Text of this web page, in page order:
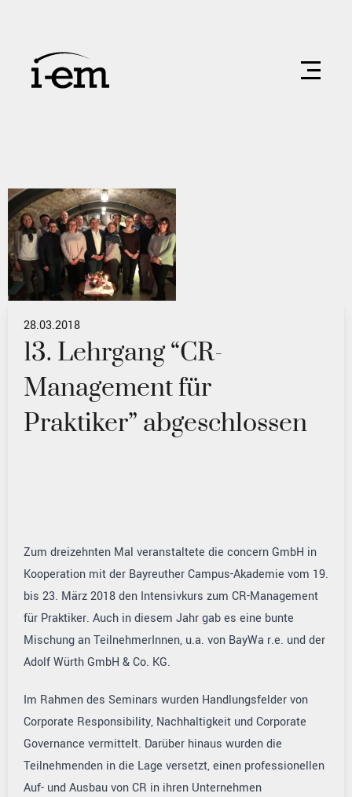
28.03.2018
13. Lehrgang “CR-
Management für
Praktiker” abgeschlossen
Zum dreizehnten Mal veranstaltete die concern GmbH in
Kooperation mit der Bayreuther Campus-Akademie vom 19.
bis 23. März 2018 den Intensivkurs zum CR-Management
für Praktiker. Auch in diesem Jahr gab es eine bunte
Mischung an TeilnehmerInnen, u.a. von BayWa r.e. und der
Adolf Würth GmbH & Co. KG.
Im Rahmen des Seminars wurden Handlungsfelder von
Corporate Responsibility, Nachhaltigkeit und Corporate
Governance vermittelt. Darüber hinaus wurden die
Teilnehmenden in die Lage versetzt, einen professionellen
Auf- und Ausbau von CR in ihren Unternehmen